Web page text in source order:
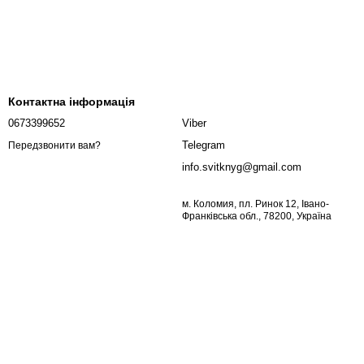
Контактна інформація
0673399652
Передзвонити вам?
Viber
Telegram
info.svitknyg@gmail.com
м. Коломия, пл. Ринок 12, Івано-
Франківська обл., 78200, Україна